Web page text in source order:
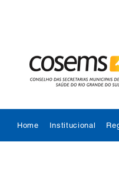
Home Institucional